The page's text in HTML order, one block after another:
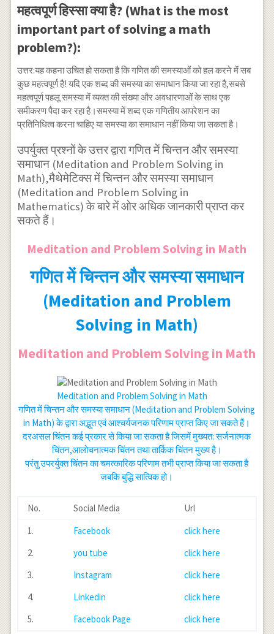
महत्वपूर्ण हिस्सा क्या है? (What is the most
important part of solving a math
problem?):
उत्तर:यह कहना उचित हो सकता है कि गणित की समस्याओं को हल करने में सब
कुछ महत्वपूर्ण है! यदि एक शब्द की समस्या का समाधान किया जा रहा है,सबसे
महत्वपूर्ण पहलू समस्या में व्यक्त की संख्या और अवधारणाओं के साथ एक
समीकरण पैदा कर रहा है।समस्या में शब्द एक गणितीय आपरेशन का
प्रतिनिधित्व करना चाहिए या समस्या का समाधान नहीं किया जा सकता है।
उपर्युक्त प्रश्नों के उत्तर द्वारा गणित में चिन्तन और समस्या
समाधान (Meditation and Problem Solving in
Math),मैथेमेटिक्स में चिन्तन और समस्या समाधान
(Meditation and Problem Solving in
Mathematics) के बारे में ओर अधिक जानकारी प्राप्त कर
सकते हैं।
Meditation and Problem Solving in Math
गणित में चिन्तन और समस्या समाधान
(Meditation and Problem
Solving in Math)
Meditation and Problem Solving in Math
Meditation and Problem Solving in Math
गणित में चिन्तन और समस्या समाधान (Meditation and Problem Solving
in Math) के द्वारा अद्भुत एवं आश्चर्यजनक परिणाम प्राप्त किए जा सकते हैं।
दरअसल चिंतन कई प्रकार से किया जा सकता है जिसमें मुख्यत: सर्जनात्मक
चिंतन,आलोचनात्मक चिंतन तथा तार्किक चिंतन मुख्य है।
परंतु उपरर्युक्त चिंतन का चमत्कारिक परिणाम तभी प्राप्त किया जा सकता है
जबकि बुद्धि सात्विक हो।
No. Social Media
Url
1.
Facebook
click here
2.
you tube
click here
3.
Instagram
click here
4.
Linkedin
click here
5.
Facebook Page click here